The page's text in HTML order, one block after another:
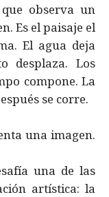
observa un
Es el paisaje el
El agua deja
desplaza. Los
compone. La
se corre.
una imagen.
una de las
artística: la